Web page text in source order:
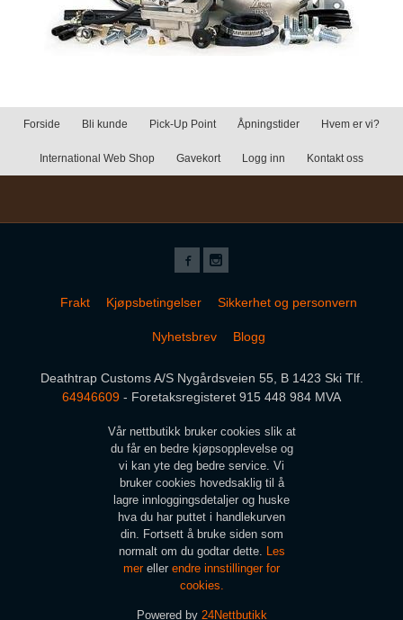
Forside Bli kunde Pick-Up Point Åpningstider Hvem er vi?
International Web Shop Gavekort Logg inn Kontakt oss
Frakt Kjøpsbetingelser Sikkerhet og personvern
Nyhetsbrev Blogg
Deathtrap Customs A/S Nygårdsveien 55, B 1423 Ski Tlf.
64946609 - Foretaksregisteret 915 448 984 MVA
Vår nettbutikk bruker cookies slik at
du får en bedre kjøpsopplevelse og
vi kan yte deg bedre service. Vi
bruker cookies hovedsaklig til å
lagre innloggingsdetaljer og huske
hva du har puttet i handlekurven
din. Fortsett å bruke siden som
normalt om du godtar dette. Les
mer eller endre innstillinger for
cookies.
Powered by 24Nettbutikk